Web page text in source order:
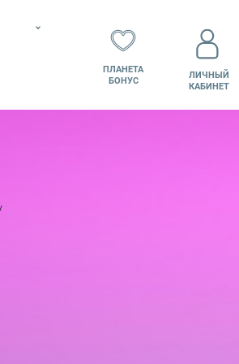
ПЛАНЕТА
БОНУС
ЛИЧНЫЙ
КАБИНЕТ